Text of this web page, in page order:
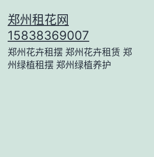
至
内
容
郑州租花网
15838369007
郑州花卉租摆 郑州花卉租赁 郑
州绿植租摆 郑州绿植养护